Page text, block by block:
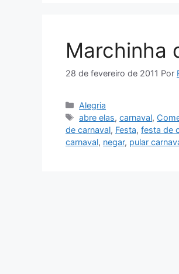
Marchinha
28 de fevereiro de 2011 Por
Categorias
Alegria
Tags
abre elas,carnaval,
de carnaval, Festa, festa de
carnaval, negar, pular